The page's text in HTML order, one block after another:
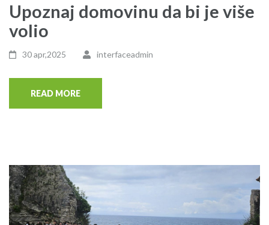
Upoznaj domovinu da bi je više
volio
30 apr,2025 interfaceadmin
READ MORE